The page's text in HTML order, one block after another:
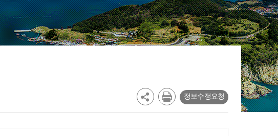
정보수정요청